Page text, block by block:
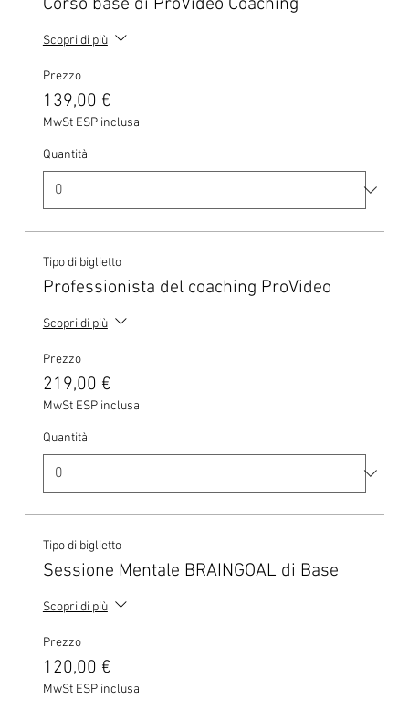
Corso base di ProVideo Coaching
Scopri di più
Prezzo
139,00 €
MwSt ESP inclusa
Quantità
Tipo di biglietto
Professionista del coaching ProVideo
Scopri di più
Prezzo
219,00 €
MwSt ESP inclusa
Quantità
Tipo di biglietto
Sessione Mentale BRAINGOAL di Base
Scopri di più
Prezzo
120,00 €
MwSt ESP inclusa